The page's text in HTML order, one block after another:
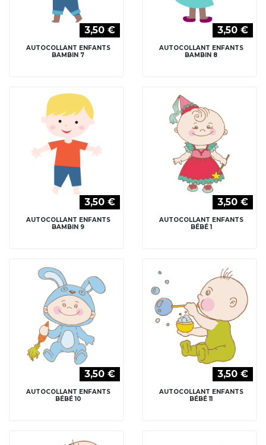
3,50 €
AUTOCOLLANT ENFANTS
BAMBIN 7
3,50 €
AUTOCOLLANT ENFANTS
BAMBIN 8
3,50 €
AUTOCOLLANT ENFANTS
BAMBIN 9
3,50 €
AUTOCOLLANT ENFANTS
BÉBÉ 1
3,50 €
AUTOCOLLANT ENFANTS
BÉBÉ 10
3,50 €
AUTOCOLLANT ENFANTS
BÉBÉ 11